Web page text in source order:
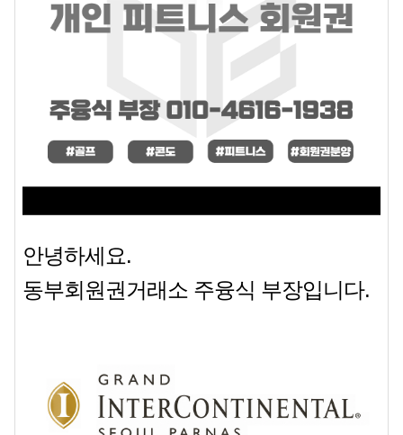
안녕하세요.
동부회원권거래소 주융식 부장입니다.